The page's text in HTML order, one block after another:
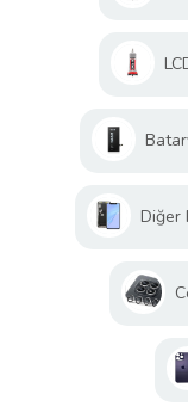
Diğer